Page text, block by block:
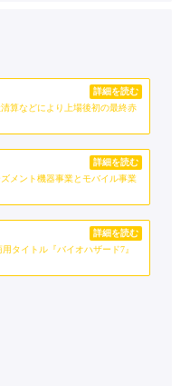
詳細を読む
算などにより上場後初の最終赤
詳細を読む
メント機器事業とモバイル事業
詳細を読む
タイトル『バイオハザード7』